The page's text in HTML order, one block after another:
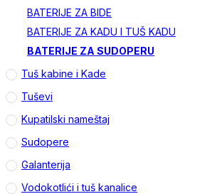
BATERIJE ZA BIDE
BATERIJE ZA KADU I TUŠ KADU
BATERIJE ZA SUDOPERU
Tuš kabine i Kade
Tuševi
Kupatilski nameštaj
Sudopere
Galanterija
Vodokotlići i tuš kanalice